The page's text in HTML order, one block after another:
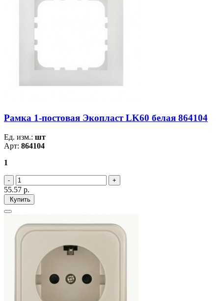
Рамка 1-постовая Экопласт LK60 белая 864104
Ед. изм.: шт
Арт: 864104
1
55.57 р.
Купить